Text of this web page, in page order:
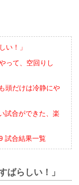
い！」
って、空回りし
頭だけは冷静にや
試合ができた、楽
試合結果一覧
ばらしい！」